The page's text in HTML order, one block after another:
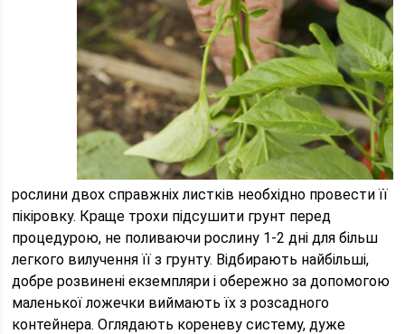
рослини двох справжніх листків необхідно провести її
пікіровку. Краще трохи підсушити грунт перед
процедурою, не поливаючи рослину 1-2 дні для більш
легкого вилучення її з грунту. Відбирають найбільші,
добре розвинені екземпляри і обережно за допомогою
маленької ложечки виймають їх з розсадного
контейнера. Оглядають кореневу систему, дуже